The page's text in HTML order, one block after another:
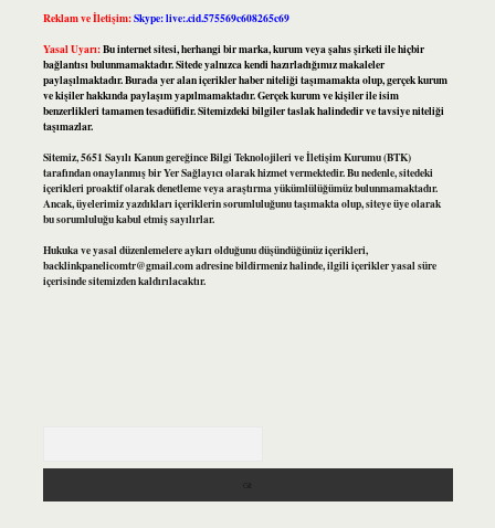
Reklam ve İletişim:Skype: live:.cid.575569c608265c69
Yasal Uyarı:Bu internet sitesi, herhangi bir marka, kurum veya şahıs şirketi ile hiçbir
bağlantısı bulunmamaktadır. Sitede yalnızca kendi hazırladığımız makaleler
paylaşılmaktadır. Burada yer alan içerikler haber niteliği taşımamakta olup, gerçek kurum
ve kişiler hakkında paylaşım yapılmamaktadır. Gerçek kurum ve kişiler ile isim
benzerlikleri tamamen tesadüfidir. Sitemizdeki bilgiler taslak halindedir ve tavsiye niteliği
taşımazlar.
Sitemiz, 5651 Sayılı Kanun gereğince Bilgi Teknolojileri ve İletişim Kurumu (BTK)
tarafından onaylanmış bir Yer Sağlayıcı olarak hizmet vermektedir. Bu nedenle, sitedeki
içerikleri proaktif olarak denetleme veya araştırma yükümlülüğümüz bulunmamaktadır.
Ancak, üyelerimiz yazdıkları içeriklerin sorumluluğunu taşımakta olup, siteye üye olarak
bu sorumluluğu kabul etmiş sayılırlar.
Hukuka ve yasal düzenlemelere aykırı olduğunu düşündüğünüz içerikleri,
backlinkpanelicomtr@gmail.comadresine bildirmeniz halinde, ilgili içerikler yasal süre
içerisinde sitemizden kaldırılacaktır.